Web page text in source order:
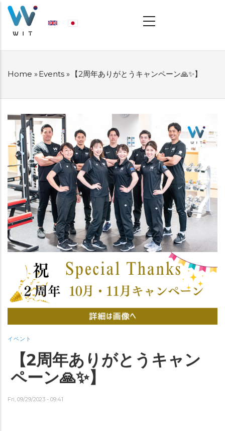
Skip
NAVIGATION
BREADCRUMB
Home »Events » 【2周年ありがとうキャンペーン🙏✨】
イベント
【2周年ありがとうキャン
ペーン🙏✨】
Fri, 09/29/2023 - 09:41